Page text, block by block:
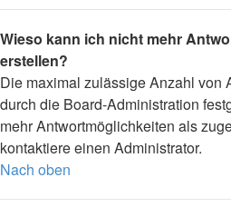
Wieso kann ich nicht mehr
erstellen?
Die maximal zulässige Anzahl von
durch die Board-Administration
mehr Antwortmöglichkeiten als
kontaktiere einen Administrator.
Nach oben